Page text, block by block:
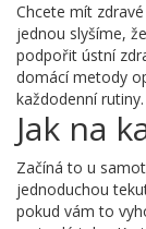
Chcete mít
jednou slyšíme,
podpořit ústní
domácí metody
každodenní rutiny.
Jak na
Začíná to u
jednoduchou
pokud vám to